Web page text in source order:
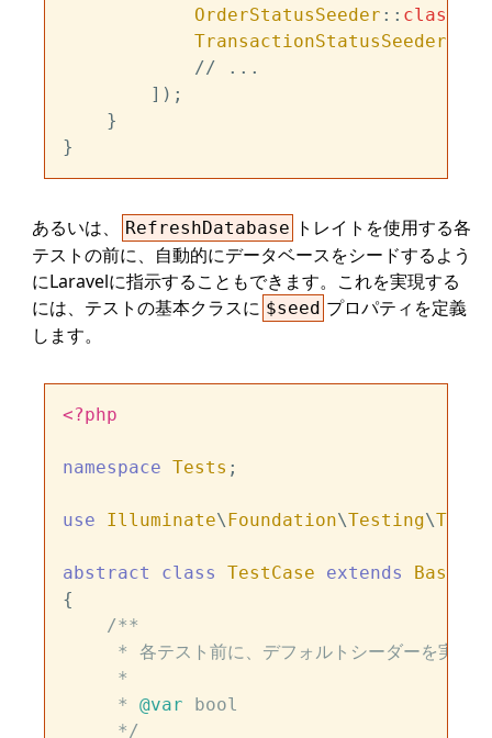
OrderStatusSeeder :: class
TransactionStatusSeeder
            // ...
        ]);
    }
あるいは、 RefreshDatabase トレイトを使用する各
テストの前に、自動的にデータベースをシードするよう
にLaravelに指示することもできます。これを実現する
には、テストの基本クラスに $seed プロパティを定義
します。
<?php
namespace Tests ;
use Illuminate\Foundation\Testing\
abstract class TestCase extends
{
/**
* 各テスト前に、デフォルトシーダーを実行
     *
     *
@var bool
     */